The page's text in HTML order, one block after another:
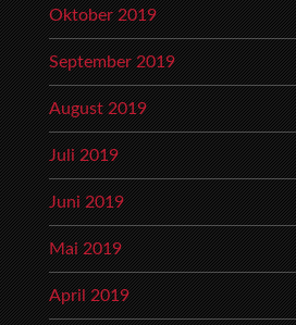
Oktober 2019
September 2019
August 2019
Juli 2019
Juni 2019
Mai 2019
April 2019